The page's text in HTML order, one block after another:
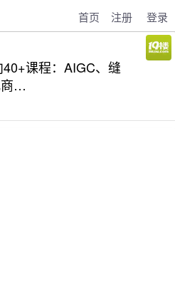
首页 注册 登录
40+课程：AIGC、缝
商…